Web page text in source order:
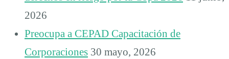
2026
Preocupa a CEPAD Capacitación de
Corporaciones 30 mayo, 2026